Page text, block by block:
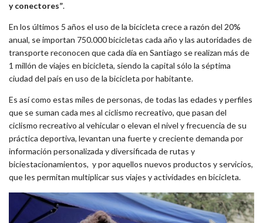
y conectores”.
En los últimos 5 años el uso de la bicicleta crece a razón del 20%
anual, se importan 750.000 bicicletas cada año y las autoridades de
transporte reconocen que cada día en Santiago se realizan más de
1 millón de viajes en bicicleta, siendo la capital sólo la séptima
ciudad del país en uso de la bicicleta por habitante.
Es así como estas miles de personas, de todas las edades y perfiles
que se suman cada mes al ciclismo recreativo, que pasan del
ciclismo recreativo al vehicular o elevan el nivel y frecuencia de su
práctica deportiva, levantan una fuerte y creciente demanda por
información personalizada y diversificada de rutas y
biciestacionamientos, y por aquellos nuevos productos y servicios,
que les permitan multiplicar sus viajes y actividades en bicicleta.